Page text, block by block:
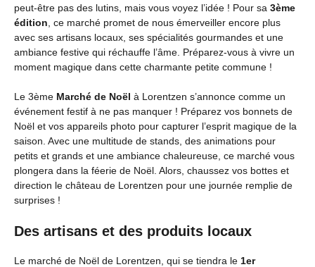
peut-être pas des lutins, mais vous voyez l’idée ! Pour sa 3ème
édition , ce marché promet de nous émerveiller encore plus
avec ses artisans locaux, ses spécialités gourmandes et une
ambiance festive qui réchauffe l’âme. Préparez-vous à vivre un
moment magique dans cette charmante petite commune !
Le 3ème Marché de Noël à Lorentzen s’annonce comme un
événement festif à ne pas manquer ! Préparez vos bonnets de
Noël et vos appareils photo pour capturer l’esprit magique de la
saison. Avec une multitude de stands, des animations pour
petits et grands et une ambiance chaleureuse, ce marché vous
plongera dans la féerie de Noël. Alors, chaussez vos bottes et
direction le château de Lorentzen pour une journée remplie de
surprises !
Des artisans et des produits locaux
Le marché de Noël de Lorentzen, qui se tiendra le 1er